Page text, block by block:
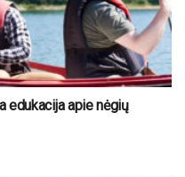
edukacija apie nėgių